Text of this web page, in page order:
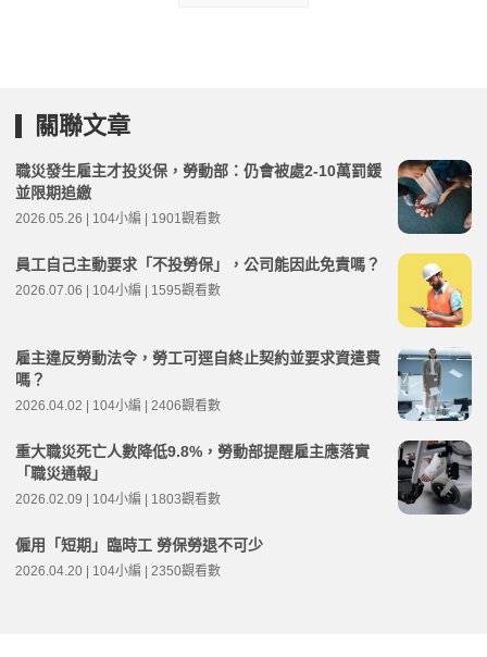
關聯文章
職災發生雇主才投災保，勞動部：仍會被處2-10萬罰鍰
並限期追繳
2026.05.26 | 104小編 | 1901觀看數
員工自己主動要求「不投勞保」，公司能因此免責嗎？
2026.07.06 | 104小編 | 1595觀看數
雇主違反勞動法令，勞工可逕自終止契約並要求資遣費
嗎？
2026.04.02 | 104小編 | 2406觀看數
重大職災死亡人數降低9.8%，勞動部提醒雇主應落實
「職災通報」
2026.02.09 | 104小編 | 1803觀看數
僱用「短期」臨時工 勞保勞退不可少
2026.04.20 | 104小編 | 2350觀看數